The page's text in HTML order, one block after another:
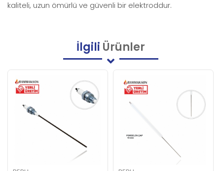
kaliteli, uzun ömürlü ve güvenli bir elektroddur.
İlgili Ürünler